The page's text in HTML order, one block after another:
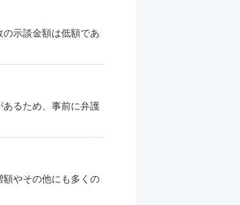
示談金額は低額であ
るため、事前に弁護
やその他にも多くの